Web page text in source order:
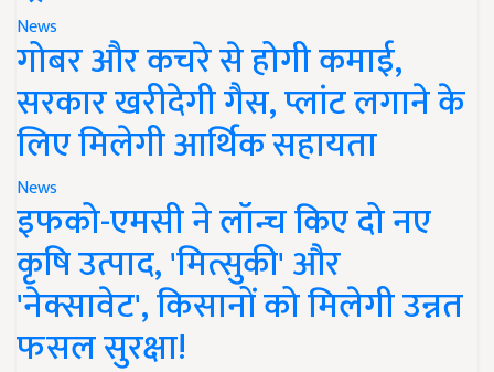
News
गोबर और कचरे से होगी कमाई,
सरकार खरीदेगी गैस, प्लांट लगाने के
लिए मिलेगी आर्थिक सहायता
News
इफको-एमसी ने लॉन्च किए दो नए
कृषि उत्पाद, 'मित्सुकी' और
'नेक्सावेट', किसानों को मिलेगी उन्नत
फसल सुरक्षा!